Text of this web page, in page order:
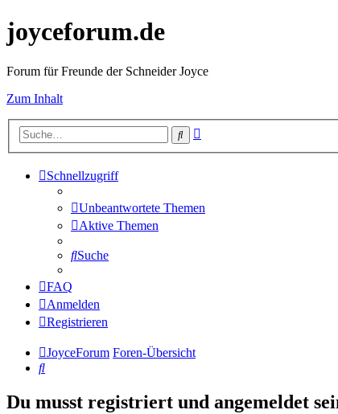
joyceforum.de
Forum für Freunde der Schneider Joyce
Zum Inhalt
Suche
Schnellzugriff
Unbeantwortete Themen
Aktive Themen
Suche
FAQ
Anmelden
Registrieren
JoyceForum Foren-Übersicht
Suche
Du musst registriert und angemeldet